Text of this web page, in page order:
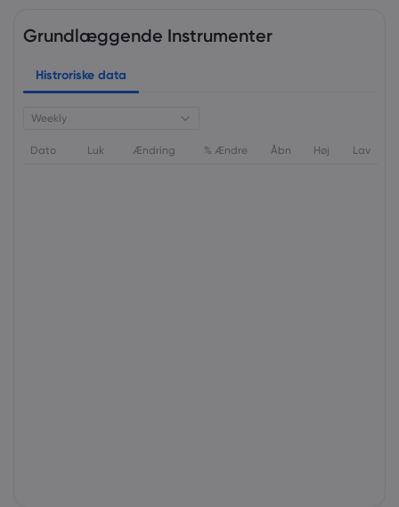
Grundlæggende Instrumenter
Histroriske data
Weekly
Dato Luk Ændring % Ændre Åbn Høj Lav